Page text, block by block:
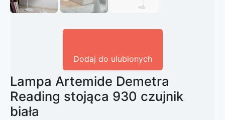
Dodaj do ulubionych
Lampa Artemide Demetra
Reading stojąca 930 czujnik
biała